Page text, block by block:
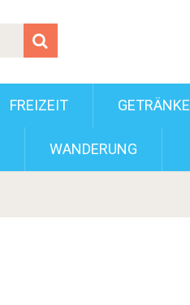
FREIZEIT GETRÄNKE
WANDERUNG